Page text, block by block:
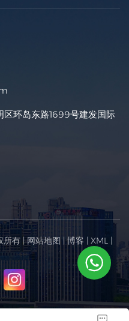
区环岛东路1699号建发国际
所有 |网站地图 | 博客 | XML |